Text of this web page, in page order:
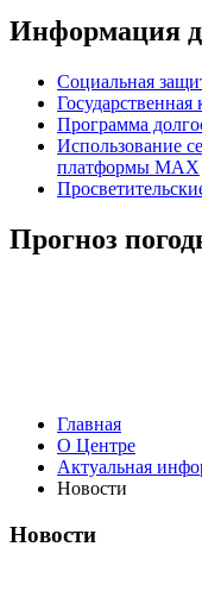
Информация
Социальная
Государственная
Программа
Использование
платформы MAX
Прогноз
Главная
О Центре
Актуальная
Новости
Новости